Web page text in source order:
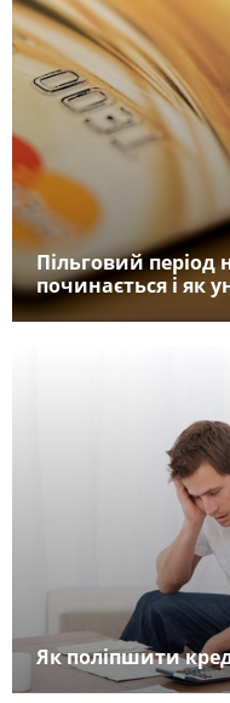
Пільговий період
починається і як
Як поліпшити